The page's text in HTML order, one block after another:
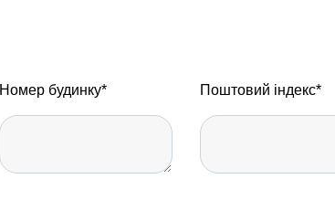
Номер будинку* Поштовий індекс*